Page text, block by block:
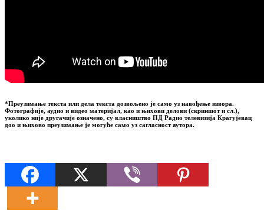
*Преузимање текста или дела текста дозвољено је само уз навођење извора.
Фотографије, аудио и видео материјал, као и њихови делови (скриншот и сл.),
уколико није другачије означено, су власништво ПД Радио телевизија Крагујевац
доо и њихово преузимање је могуће само уз сагласност аутора.